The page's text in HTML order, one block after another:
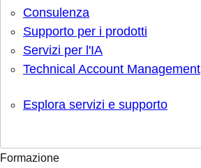
Consulenza
Supporto per i prodotti
Servizi per l'IA
Technical Account Management
Esplora servizi e supporto
Formazione